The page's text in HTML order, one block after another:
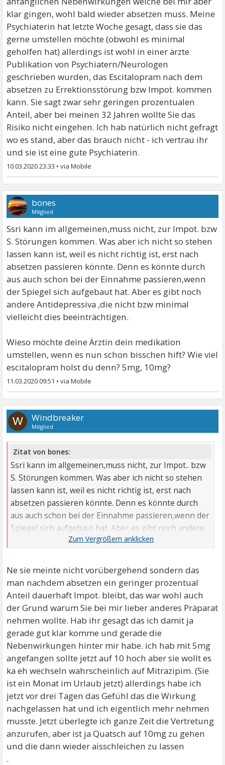
klar gingen, wohl bald wieder absetzen muss. Meine
Psychiaterin hat letzte Woche gesagt, dass sie das
gerne umstellen möchte (obwohl es minimal
geholfen hat) allerdings ist wohl in einer ärzte
Publikation von Psychiatern/Neurologen
geschrieben wurden, das Escitalopram nach dem
absetzen zu Errektionsstörung bzw Impot. kommen
kann. Sie sagt zwar sehr geringen prozentualen
Anteil, aber bei meinen 32 Jahren wollte Sie das
Risiko nicht eingehen. Ich hab natürlich nicht gefragt
wo es stand, aber das brauch nicht - ich vertrau ihr
und sie ist eine gute Psychiaterin.
10.03.2020 23:33 •
bones
Mitglied
Ssri kann im allgemeinen,muss nicht, zur Impot. bzw
S. Störungen kommen. Was aber ich nicht so stehen
lassen kann ist, weil es nicht richtig ist, erst nach
absetzen passieren könnte. Denn es könnte durch
aus auch schon bei der Einnahme passieren,wenn
der Spiegel sich aufgebaut hat. Aber es gibt noch
andere Antidepressiva ,die nicht bzw minimal
vielleicht dies beeinträchtigen.
Wieso möchte deine Ärztin dein medikation
umstellen, wenn es nun schon bisschen hift? Wie viel
escitalopram holst du denn? 5mg, 10mg?
11.03.2020 09:51 •
W Windbreaker
Mitglied
Zitat von bones:
Ssri kann im allgemeinen,muss nicht, zur Impot.. bzw
S. Störungen kommen. Was aber ich nicht so stehen
lassen kann ist, weil es nicht richtig ist, erst nach
absetzen passieren könnte. Denn es könnte durch
aus auch schon bei der Einnahme passieren,wenn der
Spiegel sich aufgebaut hat. Aber es gibt noch andere
Antidepressiva ,die nicht bzw minimal vielleicht dies
Wieso möchte deine Ärztin dein medikation
umstellen, wenn es nun schon bisschen hift? Wie viel
escitalopram holst du denn? 5mg, 10mg?
Ne sie meinte nicht vorübergehend sondern das
man nachdem absetzen ein geringer prozentual
Anteil dauerhaft Impot. bleibt, das war wohl auch
der Grund warum Sie bei mir lieber anderes Präparat
nehmen wollte. Hab ihr gesagt das ich damit ja
gerade gut klar komme und gerade die
Nebenwirkungen hinter mir habe. ich hab mit 5mg
angefangen sollte jetzt auf 10 hoch aber sie wollt es
ka eh wechseln wahrscheinlich auf Mitrazipim. (Sie
ist ein Monat im Urlaub jetzt) allerdings habe ich
jetzt vor drei Tagen das Gefühl das die Wirkung
nachgelassen hat und ich eigentlich mehr nehmen
musste. Jetzt überlegte ich ganze Zeit die Vertretung
anzurufen, aber ist ja Quatsch auf 10mg zu gehen
und die dann wieder aisschleichen zu lassen
.